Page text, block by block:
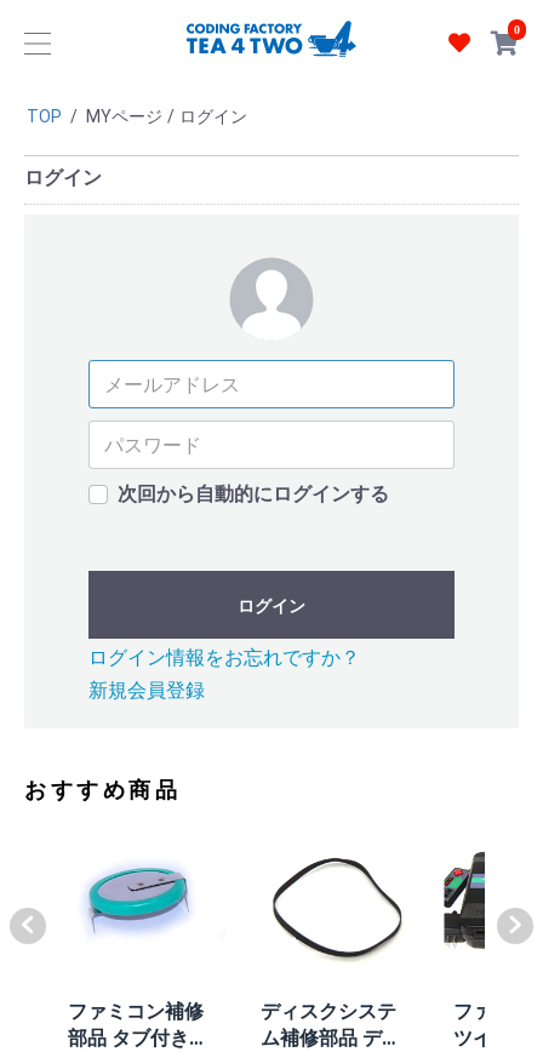
0
TOP / MYページ / ログイン
ログイン
次回から自動的にログインする
ログイン
ログイン情報をお忘れですか？
新規会員登録
おすすめ商品
ファミコン補修
部品 タブ付きコ
ディスクシステ
ム補修部品 ディ
ファミコ
ツインフ